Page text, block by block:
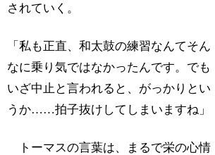
されていく。
「私も正直、和太鼓の練習なんてそん
なに乗り気ではなかったんです。でも
いざ中止と言われると、がっかりとい
うか……拍子抜けしてしまいますね」
トーマスの言葉は、まるで栄の心情